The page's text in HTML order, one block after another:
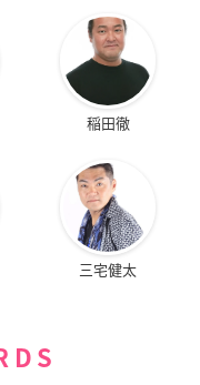
稲田徹
三宅健太